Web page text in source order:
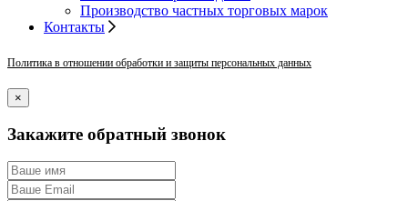
Производство частных торговых марок
Контакты
Политика в отношении обработки и защиты персональных данных
×
Закажите обратный звонок